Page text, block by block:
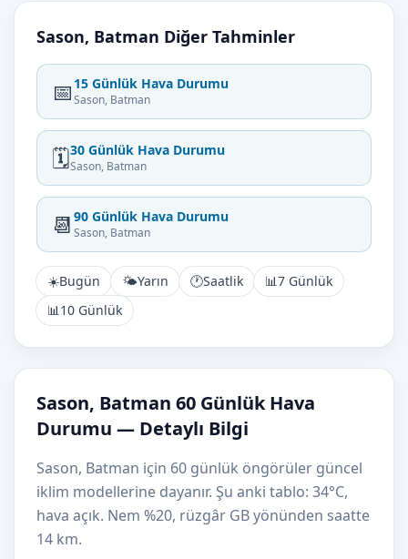
Sason, Batman Diğer Tahminler
📅 15 Günlük Hava Durumu
Sason, Batman
🗓️30 Günlük Hava Durumu
Sason, Batman
📆 90 Günlük Hava Durumu
Sason, Batman
☀️Bugün 🌤️Yarın 🕐Saatlik 📊7 Günlük
📊10 Günlük
Sason, Batman 60 Günlük Hava
Durumu — Detaylı Bilgi
Sason, Batman için 60 günlük öngörüler güncel
iklim modellerine dayanır. Şu anki tablo: 34°C,
hava açık. Nem %20, rüzgâr GB yönünden saatte
14 km.